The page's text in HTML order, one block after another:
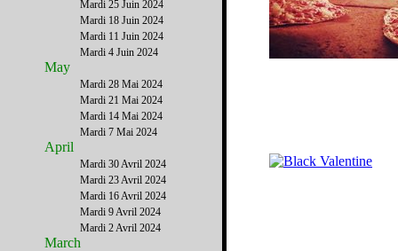
Mardi 25 Juin 2024
Mardi 18 Juin 2024
Mardi 11 Juin 2024
Mardi 4 Juin 2024
May
Mardi 28 Mai 2024
Mardi 21 Mai 2024
Mardi 14 Mai 2024
Mardi 7 Mai 2024
April
Mardi 30 Avril 2024
Mardi 23 Avril 2024
Mardi 16 Avril 2024
Mardi 9 Avril 2024
Mardi 2 Avril 2024
March